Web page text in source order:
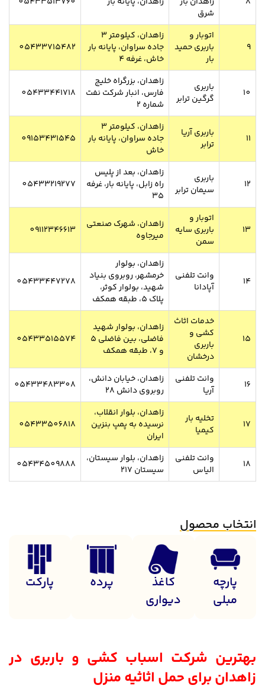
شرق
9
اتوبار و
باربری حمید
بار
زاهدان، کیلومتر 3
جاده سراوان، پایانه بار
خاش، غرفه 4
05433715482
10
باربری
گرگین ترابر
زاهدان، بزرگراه خلیج
فارس، انبار شرکت نفت
شماره 2
05433441718
11
باربری آریا
ترابر
زاهدان، کیلومتر 3
جاده سراوان، پایانه بار
خاش
09153431545
12
باربری
سیمان ترابر
زاهدان، بعد از پلیس
راه زابل، پایانه بار، غرفه
35
05433219277
13
اتوبار و
باربری سایه
سمن
زاهدان، شهرک صنعتی
میرجاوه
09112346613
14
وانت تلفنی
آپادانا
زاهدان، بولوار
خرمشهر، روبروی بنیاد
شهید، بولوار کوثر،
پلاک 5، طبقه همکف
05433447278
15
خدمات اثاث
کشی و
باربری
درخشان
زاهدان، بولوار شهید
فاضلی، بین فاضلی 5
و 7، طبقه همکف
05433515574
16
وانت تلفنی
آریا
زاهدان، خیابان دانش،
روبروی دانش 28
05433483308
17
تخلیه بار
کیمیا
زاهدان، بلوار انقلاب،
نرسیده به پمپ بنزین
ایران
05433506818
18
وانت تلفنی
الیاس
زاهدان، بلوار سیستان،
سیستان 217
05434509888
انتخاب محصول
پارچه
مبلی
کاغذ
دیواری
پرده پارکت
بهترین شرکت اسباب کشی و باربری در
زاهدان برای حمل اثاثیه منزل